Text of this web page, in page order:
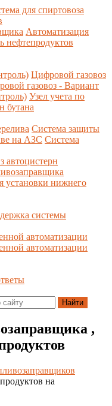
для спиртовоза
Автоматизация
нефтепродуктов
Цифровой газовоз
газовоз - Вариант
Узел учета по
бутана
Система защиты
на АЗС Система
автоцистерн
нижнего
системы
автоматизации
автоматизации
,
на